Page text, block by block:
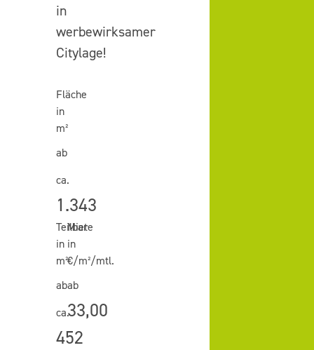
in
werbewirksamer
Citylage!
Fläche
in
m²
ab
ca.
1.343
Teilbar
in
m²
ab
ca.
452
Miete
in
€/m²/mtl.
ab
33,00